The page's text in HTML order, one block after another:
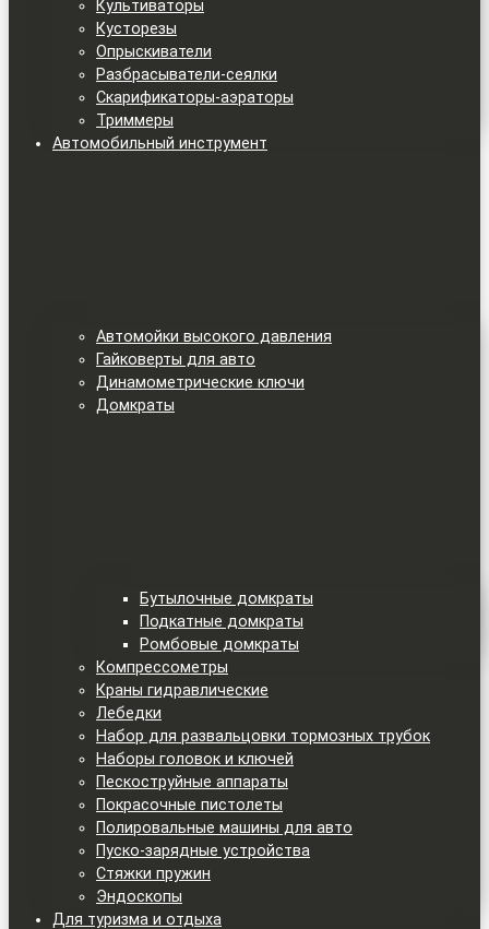
Культиваторы
Кусторезы
Опрыскиватели
Разбрасыватели-сеялки
Скарификаторы-аэраторы
Триммеры
Автомобильный инструмент
Автомойки высокого давления
Гайковерты для авто
Динамометрические ключи
Домкраты
Бутылочные домкраты
Подкатные домкраты
Ромбовые домкраты
Компрессометры
Краны гидравлические
Лебедки
Набор для развальцовки тормозных трубок
Наборы головок и ключей
Пескоструйные аппараты
Покрасочные пистолеты
Полировальные машины для авто
Пуско-зарядные устройства
Стяжки пружин
Эндоскопы
Для туризма и отдыха